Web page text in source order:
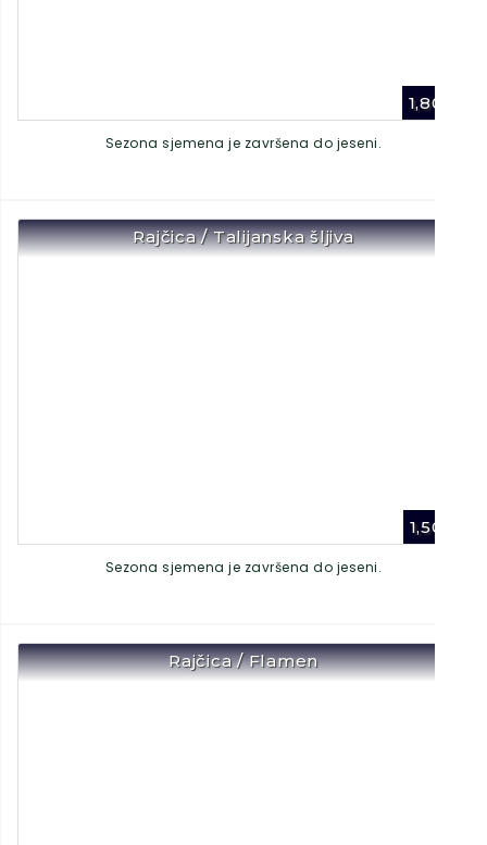
1,80
Sezona sjemena je završena do jeseni.
Rajčica / Talijanska šljiva
1,50
Sezona sjemena je završena do jeseni.
Rajčica / Flamen